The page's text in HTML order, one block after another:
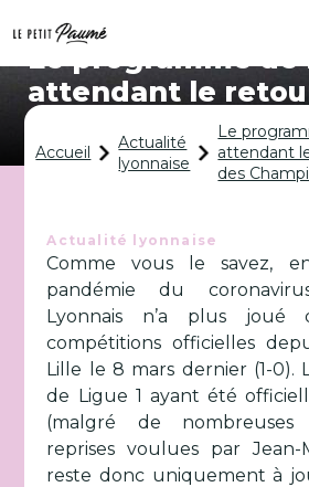
Le programme de
attendant le
Ligue des
Accueil
Actualité
lyonnaise
Le
attendant
des
Actualité lyonnaise
Comme vous le savez,
pandémie du
Lyonnais n’a plus
compétitions officielles
Lille le 8 mars dernier (1-0).
de Ligue 1 ayant été
(malgré de
reprises voulues par Jean-
reste donc uniquement à